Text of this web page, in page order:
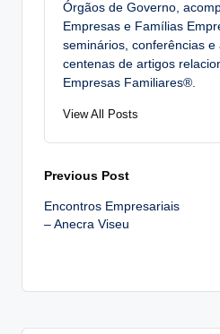
Órgãos de Governo,
Empresas e Famílias
seminários, conferências e
centenas de artigos
Empresas Familiares®.
View All Posts
Post
navigation
Previous Post
Encontros Empresariais
– Anecra Viseu